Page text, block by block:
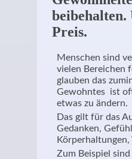
beibehalten.
Preis.
Menschen sind
vielen Bereichen
glauben das
Gewohntes ist
etwas zu ändern.
Das gilt für das
Gedanken,
Körperhaltungen,
Zum Beispiel sind